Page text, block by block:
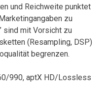
und Reichweite punktet
zu⁢
sind mit Vorsicht zu⁣
(Resampling, DSP)
begrenzen.
990, aptX HD/Lossless